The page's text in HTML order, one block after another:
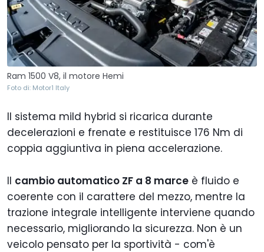
Ram 1500 V8, il motore Hemi
Foto di: Motor1 Italy
Il sistema mild hybrid si ricarica durante
decelerazioni e frenate e restituisce 176 Nm di
coppia aggiuntiva in piena accelerazione.
Il cambio automatico ZF a 8 marce è fluido e
coerente con il carattere del mezzo, mentre la
trazione integrale intelligente interviene quando
necessario, migliorando la sicurezza. Non è un
veicolo pensato per la sportività - com'è